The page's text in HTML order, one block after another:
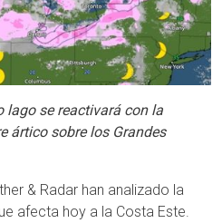
lago se reactivará con la
ártico sobre los Grandes
& Radar han analizado la
afecta hoy a la Costa Este.